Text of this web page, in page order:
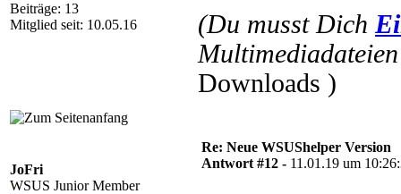
Beiträge: 13
Mitglied seit: 10.05.16
(Du musst Dich
Downloads )
JoFri
WSUS Junior Member
Re: Neue WSUShelper Version
Antwort #12 - 11.01.19 um